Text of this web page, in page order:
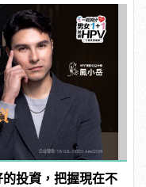
投資，把握現在不